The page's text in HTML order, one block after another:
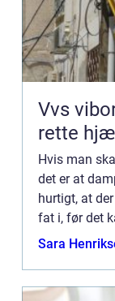
Vvs viborg sådan vælger
rette
Hvis man
det er at
hurtigt, at
fat i, før det
det drejer
Sara